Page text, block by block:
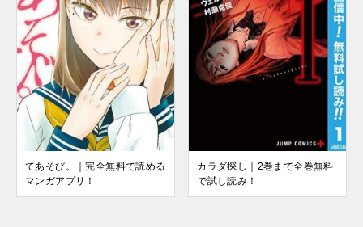
てあそび。｜完全無料で読める
マンガアプリ！
カラダ探し｜2巻まで全巻無料
で試し読み！